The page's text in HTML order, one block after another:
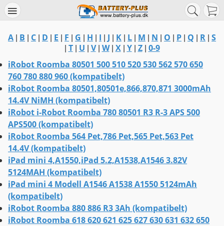
A B C D E F G H I J K L M N O P Q R S
T| U V| W| X| Y| Z| 0-9
iRobot Roomba 80501 500 510 520 530 562 570 650
760 780 880 960 (kompatibelt)
iRobot Roomba 80501,80501e,866,870,871 3000mAh
14.4V NiMH (kompatibelt)
iRobot i-Robot Roomba 780 80501 R3 R-3 APS 500
APS500 (kompatibelt)
iRobot Roomba 564 Pet,786 Pet,565 Pet,563 Pet
14.4V (kompatibelt)
iPad mini 4,A1550,iPad 5.2,A1538,A1546 3.82V
5124MAH (kompatibelt)
iPad mini 4 Modell A1546 A1538 A1550 5124mAh
(kompatibelt)
iRobot Roomba 880 886 R3 3Ah (kompatibelt)
iRobot Roomba 618 620 621 625 627 630 631 632 650